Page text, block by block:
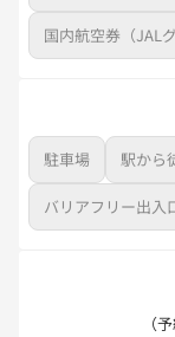
国内航空券（JALグ
駐車場 駅から
バリアフリー出入
（